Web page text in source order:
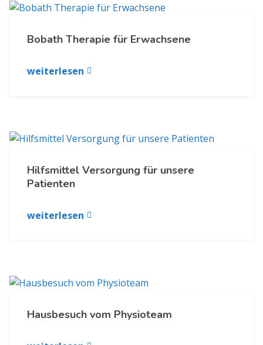
Bobath Therapie für Erwachsene
weiterlesen
Hilfsmittel Versorgung für unsere
Patienten
weiterlesen
Hausbesuch vom Physioteam